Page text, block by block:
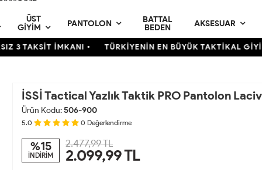
ÜST
GIYIM
PANTOLON
BATTAL
BEDEN
AKSESUAR
İMKANI • TÜRKİYENİN EN BÜYÜK TAKTİKAL GİYİM
İSSİ Tactical Yazlık Taktik PRO Pantolon
Ürün Kodu:506-900
5.0 0 Değerlendirme
%15
İNDİRİM
2.477,99 TL
2.099,99TL